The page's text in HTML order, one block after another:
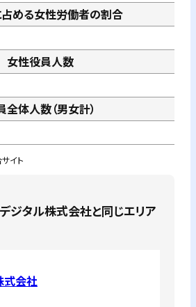
める女性労働者の割合
女性役員人数
全体人数（男女計）
イト
デジタル株式会社と同じエリア
式会社